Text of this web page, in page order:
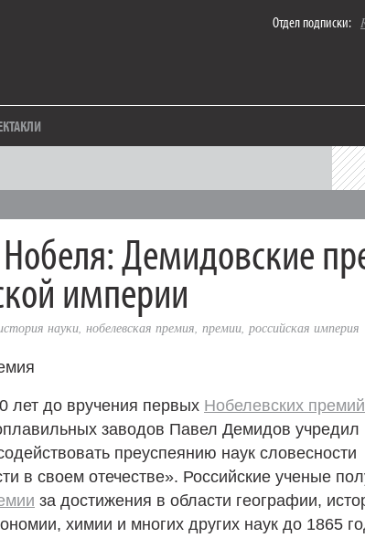
Отдел подписки:
Демидовские
империи
науки, нобелевская премия, премии, российская империя
лет до вручения первых Нобелевских премий
заводов Павел Демидов учредил
преуспеянию наук словесности
в своем отечестве». Российские ученые
за достижения в области географии,
химии и многих других наук до 1865